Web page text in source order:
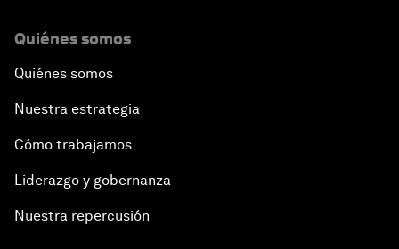
Quiénes somos
Quiénes somos
Nuestra estrategia
Cómo trabajamos
Liderazgo y gobernanza
Nuestra repercusión